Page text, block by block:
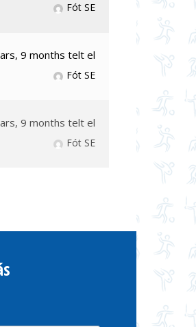
Fót SE
9 months telt el
Fót SE
9 months telt el
Fót SE